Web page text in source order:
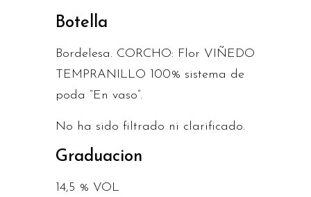
Botella
Bordelesa. CORCHO: Flor VIÑEDO
TEMPRANILLO 100% sistema de
poda “En vaso”.
No ha sido filtrado ni clarificado.
Graduacion
14,5 % VOL